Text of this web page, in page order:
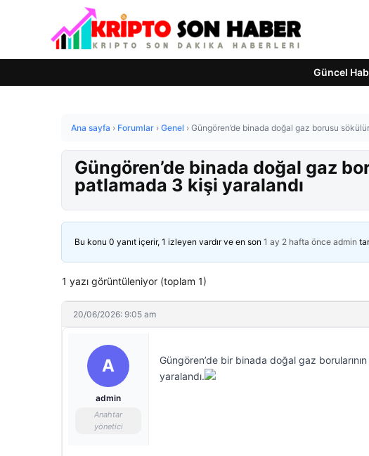
Güncel
Ana sayfa › Forumlar › Genel › Güngören’de binada doğal gaz borusu
Güngören’de binada doğal gaz
patlamada 3 kişi yaralandı
Bu konu 0 yanıt içerir, 1 izleyen vardır ve en son 1 ay 2 hafta önce admin
1 yazı görüntüleniyor (toplam 1)
20/06/2026: 9:05 am
A
admin
Anahtar
yönetici
Güngören’de bir binada doğal gaz
yaralandı.